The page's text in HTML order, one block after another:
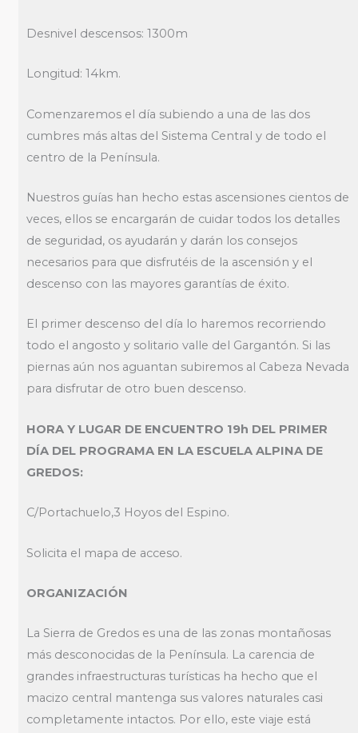
Desnivel descensos: 1300m
Longitud: 14km.
Comenzaremos el día subiendo a una de las dos
cumbres más altas del Sistema Central y de todo el
centro de la Península.
Nuestros guías han hecho estas ascensiones cientos de
veces, ellos se encargarán de cuidar todos los detalles
de seguridad, os ayudarán y darán los consejos
necesarios para que disfrutéis de la ascensión y el
descenso con las mayores garantías de éxito.
El primer descenso del día lo haremos recorriendo
todo el angosto y solitario valle del Gargantón. Si las
piernas aún nos aguantan subiremos al Cabeza Nevada
para disfrutar de otro buen descenso.
HORA Y LUGAR DE ENCUENTRO 19h DEL PRIMER
DÍA DEL PROGRAMA EN LA ESCUELA ALPINA DE
GREDOS:
C/Portachuelo,3 Hoyos del Espino.
Solicita el mapa de acceso.
ORGANIZACIÓN
La Sierra de Gredos es una de las zonas montañosas
más desconocidas de la Península. La carencia de
grandes infraestructuras turísticas ha hecho que el
macizo central mantenga sus valores naturales casi
completamente intactos. Por ello, este viaje está